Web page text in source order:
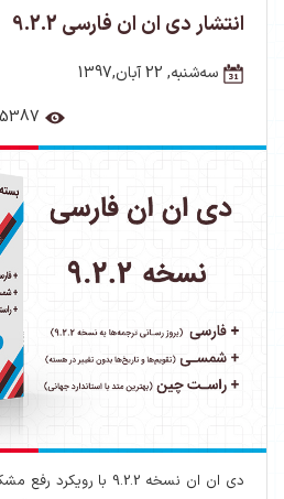
انتشار دی ان ان فارسی 9.2.2
ﺳﻪشنبه, 22 آبان,1397